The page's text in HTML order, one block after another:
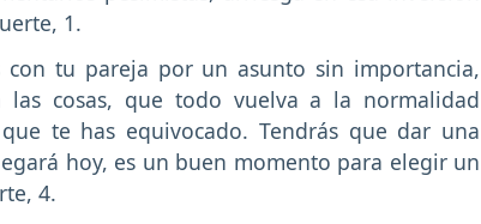
1.
con tu pareja por un asunto sin importancia,
cosas, que todo vuelva a la normalidad
te has equivocado. Tendrás que dar una
hoy, es un buen momento para elegir un
4.